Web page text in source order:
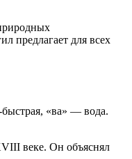
предлагает для всех
«ва» — вода.
веке. Он объяснял